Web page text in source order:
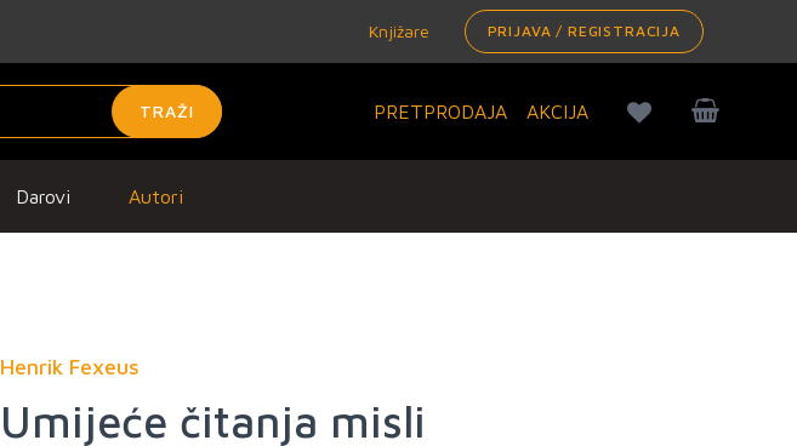
Knjižare PRIJAVA / REGISTRACIJA
TRAŽI PRETPRODAJA AKCIJA
Darovi Autori
Henrik Fexeus
Umijeće čitanja misli